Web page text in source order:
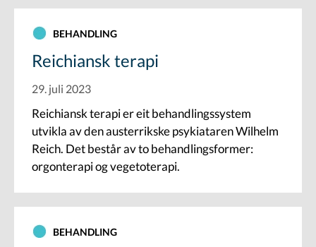
BEHANDLING
Reichiansk terapi
29. juli 2023
Reichiansk terapi er eit behandlingssystem
utvikla av den austerrikske psykiataren Wilhelm
Reich. Det består av to behandlingsformer:
orgonterapi og vegetoterapi.
BEHANDLING